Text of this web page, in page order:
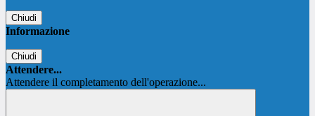
Chiudi
Informazione
Chiudi
Attendere...
Attendere il completamento dell'operazione...